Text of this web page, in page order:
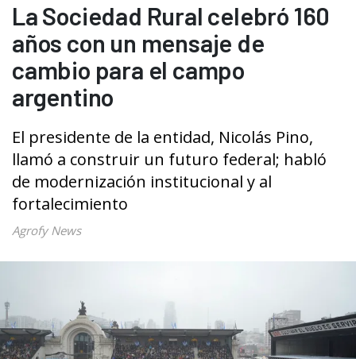
La Sociedad Rural celebró 160
años con un mensaje de
cambio para el campo
argentino
El presidente de la entidad, Nicolás Pino,
llamó a construir un futuro federal; habló
de modernización institucional y al
fortalecimiento
Agrofy News